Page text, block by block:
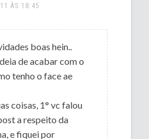
ÀS 18:45
boas hein..
de acabar com o
tenho o face ae
coisas, 1° vc falou
a respeito da
e fiquei por